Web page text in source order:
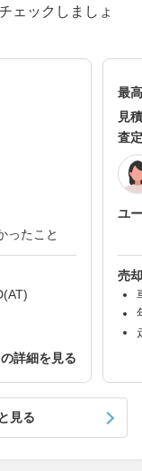
ェックしましょ
ったこと
詳細を見る
最
見
査
ユ
売
見る